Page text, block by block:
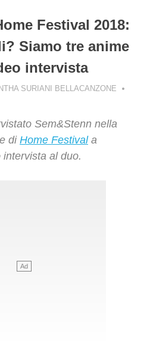
Festival 2018:
Siamo tre anime
intervista
SURIANI BELLACANZONE
Sem&Stenn nella
di Home Festivala
al duo.